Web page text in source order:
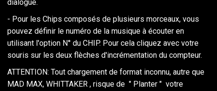
dialogue.
- Pour les Chips composés de plusieurs morceaux, vous
pouvez définir le numéro de la musique à écouter en
utilisant l'option N° du CHIP. Pour cela cliquez avec votre
souris sur les deux flèches d'incrémentation du compteur.
ATTENTION: Tout chargement de format inconnu, autre que
MAD MAX, WHITTAKER , risque de " Planter " votre